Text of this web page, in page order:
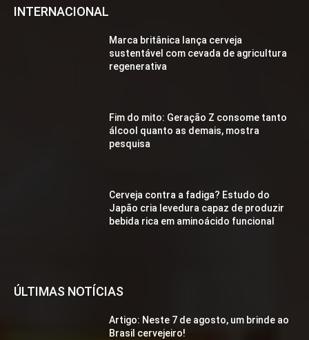
INTERNACIONAL
Marca britânica lança cerveja
sustentável com cevada de agricultura
regenerativa
Fim do mito: Geração Z consome tanto
álcool quanto as demais, mostra
pesquisa
Cerveja contra a fadiga? Estudo do
Japão cria levedura capaz de produzir
bebida rica em aminoácido funcional
ÚLTIMAS NOTÍCIAS
Artigo: Neste 7 de agosto, um brinde ao
Brasil cervejeiro!